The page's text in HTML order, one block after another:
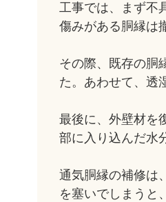
工事では、まず不
傷みがある胴縁は
その際、既存の胴
た。あわせて、透
最後に、外壁材を
部に入り込んだ水
通気胴縁の補修は
を塞いでしまうと